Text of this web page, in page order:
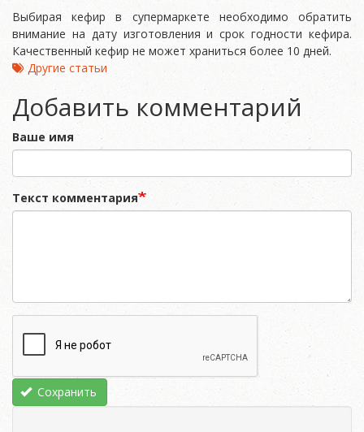
Выбирая кефир в супермаркете необходимо обратить
внимание на дату изготовления и срок годности кефира.
Качественный кефир не может храниться более 10 дней.
Другие статьи
Добавить комментарий
Ваше имя
Текст комментария
Сохранить